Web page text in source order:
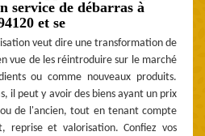
service de débarras à
et se
veut dire une transformation de
vue de les réintroduire sur le marché
ou comme nouveaux produits.
il peut y avoir des biens ayant un prix
de l'ancien, tout en tenant compte
reprise et valorisation. Confiez vos